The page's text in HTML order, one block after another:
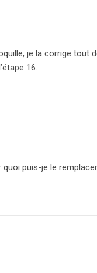
je la corrige tout
16.
quoi puis-je le